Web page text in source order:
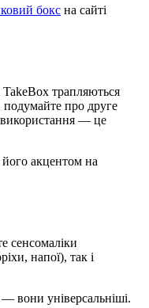
бокс на сайті
трапляються
про друге
використання — це
акцентом на
сенсомаліки
напої), так і
— вони універсальніші.